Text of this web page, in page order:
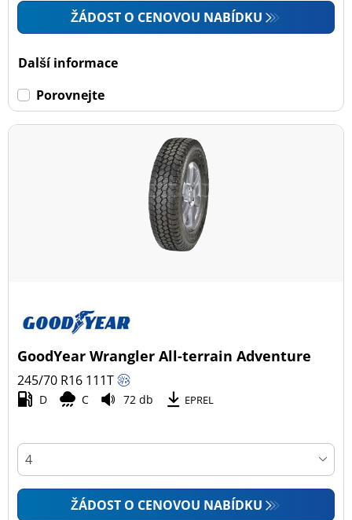
ŽÁDOST O CENOVOU NABÍDKU
Další informace
Porovnejte
GoodYear Wrangler All-terrain Adventure
245/70 R16 111T
D C 72 db EPREL
ŽÁDOST O CENOVOU NABÍDKU